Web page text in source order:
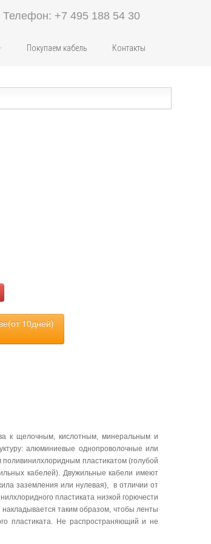
Телефон: +7 495 188 54 30
Покупаем кабель Контакты
10дней)
к щелочным, кислотным, минеральным и
алюминиевые однопроволочные или
пластикатом (голубой
кабелей). Двужильные кабели имеют
заземления или нулевая), в отличии от
пластиката низкой горючести
таким образом, чтобы ленты
пластиката. Не распространяющий и не